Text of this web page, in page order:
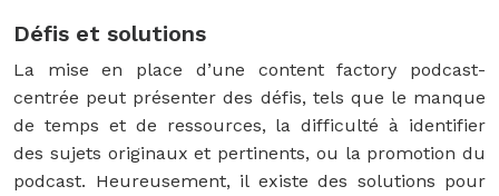
Défis et solutions
La mise en place d’une content factory podcast-
centrée peut présenter des défis, tels que le manque
de temps et de ressources, la difficulté à identifier
des sujets originaux et pertinents, ou la promotion du
podcast. Heureusement, il existe des solutions pour